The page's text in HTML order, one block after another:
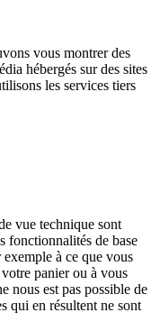
vous montrer des
hébergés sur des sites
les services tiers
vue technique sont
fonctionnalités de base
à ce que vous
panier ou à vous
nous est pas possible de
qui en résultent ne sont